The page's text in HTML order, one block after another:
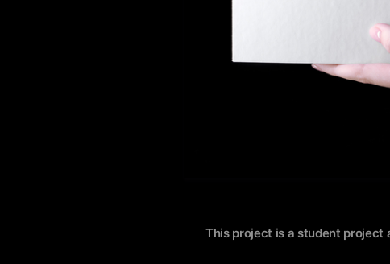
This project is a student project